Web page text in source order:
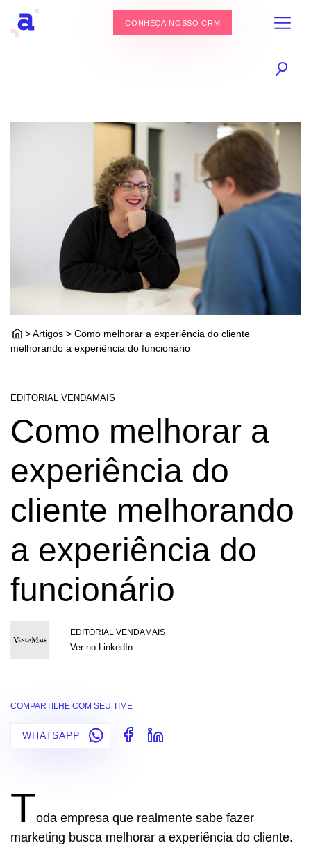
CONHEÇA NOSSO CRM
> Artigos > Como melhorar a experiência do cliente
melhorando a experiência do funcionário
EDITORIAL VENDAMAIS
Como melhorar a
experiência do
cliente melhorando
a experiência do
funcionário
EDITORIAL VENDAMAIS
Ver no LinkedIn
COMPARTILHE COM SEU TIME
WHATSAPP
Toda empresa que realmente sabe fazer
marketing busca melhorar a experiência do cliente.